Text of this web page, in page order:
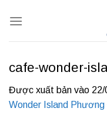
qua
cafe-wonder-
Được xuất bản vào 22/
Wonder Island